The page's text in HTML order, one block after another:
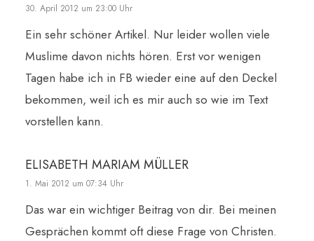
30. April 2012 um 23:00 Uhr
Ein sehr schöner Artikel. Nur leider wollen viele
Muslime davon nichts hören. Erst vor wenigen
Tagen habe ich in FB wieder eine auf den Deckel
bekommen, weil ich es mir auch so wie im Text
vorstellen kann.
ELISABETH MARIAM MÜLLER
1. Mai 2012 um 07:34 Uhr
Das war ein wichtiger Beitrag von dir. Bei meinen
Gesprächen kommt oft diese Frage von Christen.